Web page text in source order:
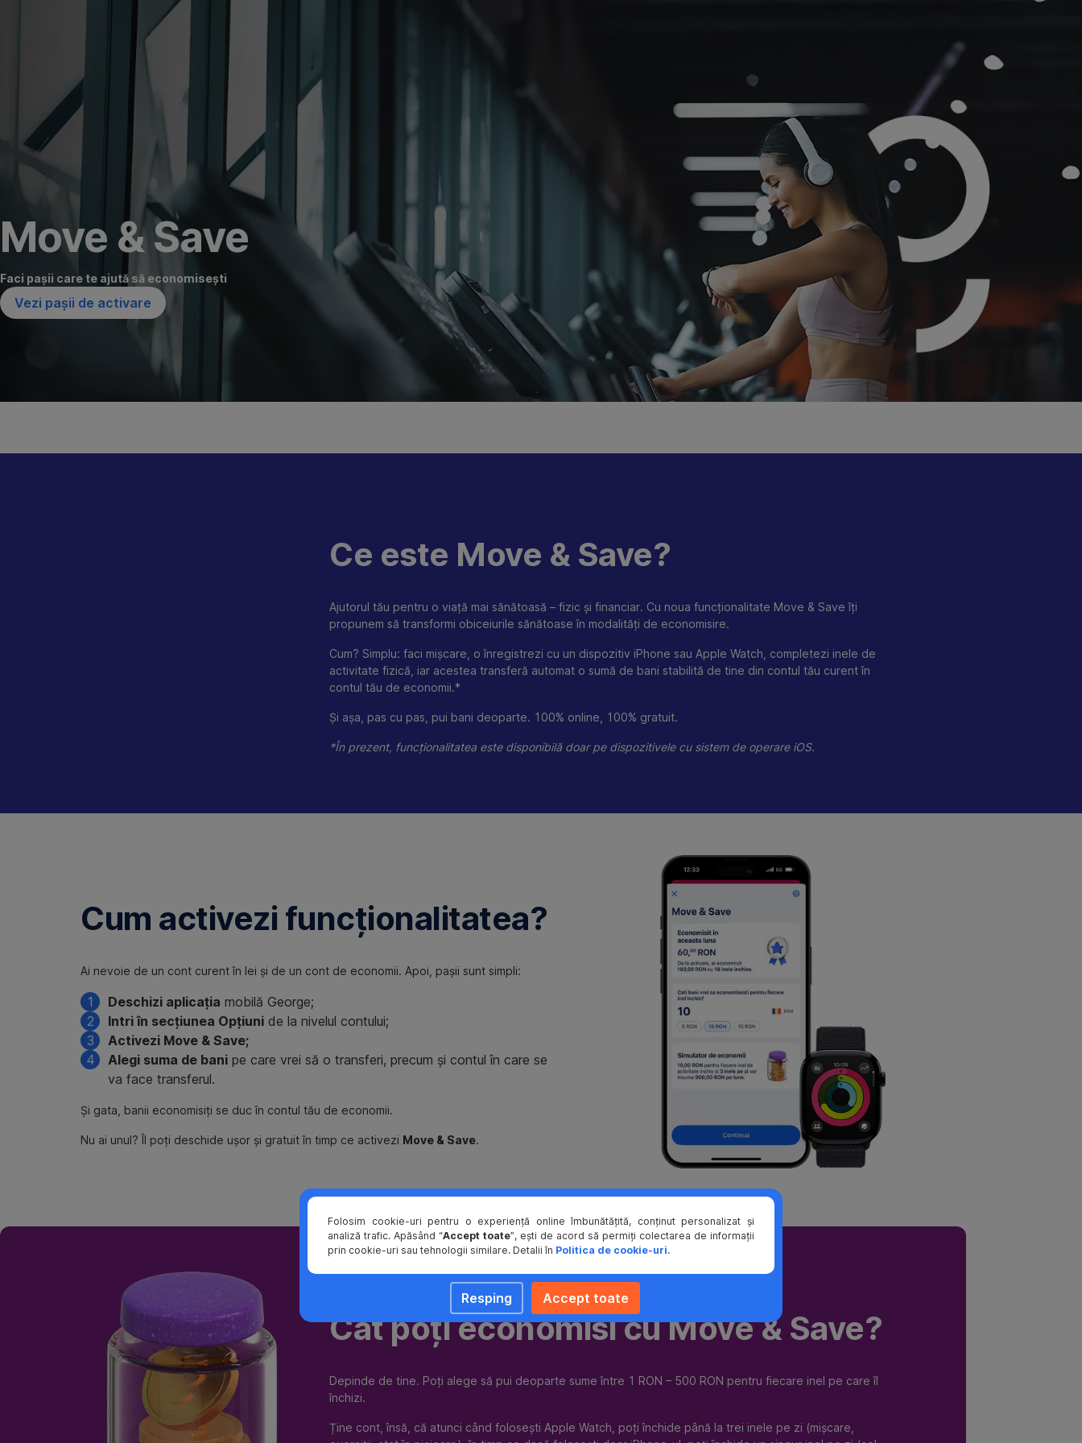
Move & Save
Faci pașii care te ajută să economisești
Vezi pașii de activare
Ce este Move & Save?
Ajutorul tău pentru o viață mai sănătoasă – fizic și financiar. Cu noua funcționalitate Move & Save îți
propunem să transformi obiceiurile sănătoase în modalități de economisire.
Cum? Simplu: faci mișcare, o înregistrezi cu un dispozitiv iPhone sau Apple Watch, completezi inele de
activitate fizică, iar acestea transferă automat o sumă de bani stabilită de tine din contul tău curent în
contul tău de economii.*
Și așa, pas cu pas, pui bani deoparte. 100% online, 100% gratuit.
*În prezent, funcționalitatea este disponibilă doar pe dispozitivele cu sistem de operare iOS.
Cum activezi funcționalitatea?
Ai nevoie de un cont curent în lei și de un cont de economii. Apoi, pașii sunt simpli:
Deschizi aplicația mobilă George;
Intri în secțiunea Opțiuni de la nivelul contului;
Activezi Move & Save;
Alegi suma de bani pe care vrei să o transferi, precum și contul în care se
va face transferul.
Și gata, banii economisiți se duc în contul tău de economii.
Nu ai unul? Îl poți deschide ușor și gratuit în timp ce activezi Move & Save.
Cât poți economisi cu Move & Save?
Depinde de tine. Poți alege să pui deoparte sume între 1 RON – 500 RON pentru fiecare inel pe care îl
închizi.
Ține cont, însă, că atunci când folosești Apple Watch, poți închide până la trei inele pe zi (mișcare,
Folosim cookie-uri pentru o experiență online îmbunătățită, conținut personalizat și
analiză trafic. Apăsând “Accept toate”, ești de acord să permiți colectarea de informații
prin cookie-uri sau tehnologii similare. Detalii în Politica de cookie-uri.
Resping Accept toate